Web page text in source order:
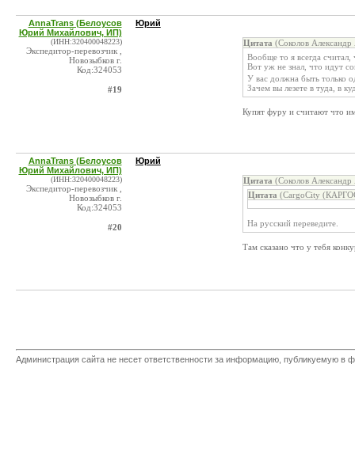
AnnaTrans (Белоусов
Юрий Михайлович, ИП)
(ИНН:320400048223)
Экспедитор-перевозчик ,
Новозыбков г.
Код:324053
#19
Юрий
Цитата (Соколов
Вообще то я всегда считал,
Вот уж не знал, что идут
У вас должна быть только
Зачем вы лезете в туда, в
Купят фуру и считают что
AnnaTrans (Белоусов
Юрий Михайлович, ИП)
(ИНН:320400048223)
Экспедитор-перевозчик ,
Новозыбков г.
Код:324053
#20
Юрий
Цитата (Соколов
Цитата (CargoCity
На русский переведите.
Там сказано что у тебя
Администрация сайта не несет ответственности за информацию, публикуемую